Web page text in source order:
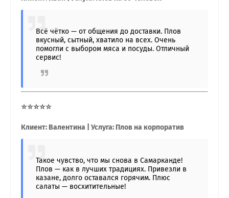
Всё чётко — от общения до доставки. Плов
вкусный, сытный, хватило на всех. Очень
помогли с выбором мяса и посуды. Отличный
сервис!
⭐⭐⭐⭐⭐
Клиент: Валентина | Услуга: Плов на корпоратив
Такое чувство, что мы снова в Самарканде!
Плов — как в лучших традициях. Привезли в
казане, долго оставался горячим. Плюс
салаты — восхитительные!